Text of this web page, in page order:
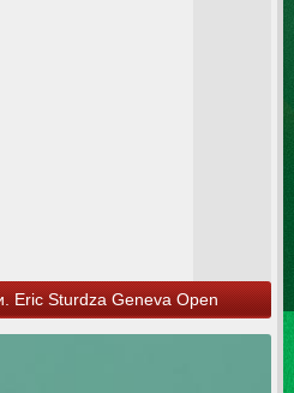
Eric Sturdza Geneva Open
раунд.